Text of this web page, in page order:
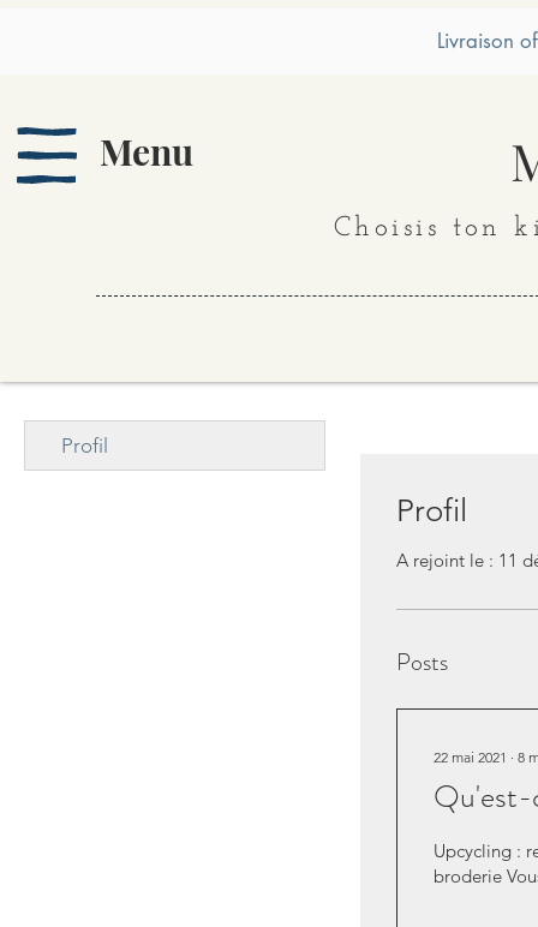
Livraison
Menu
Choisis ton
Profil
A rejoint le : 11
Posts
22 mai 2021 ∙ 8
Qu'est-
Upcycling :
broderie
Profil